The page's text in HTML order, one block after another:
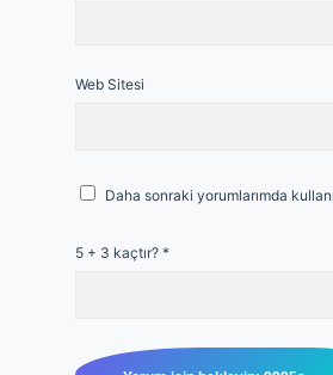
Web Sitesi
Daha sonraki yorumlarımda
5 + 3 kaçtır? *